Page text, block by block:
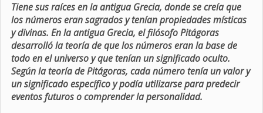
Tiene sus raíces en la antigua Grecia, donde se creía que
los números eran sagrados y tenían propiedades místicas
y divinas. En la antigua Grecia, el filósofo Pitágoras
desarrolló la teoría de que los números eran la base de
todo en el universo y que tenían un significado oculto.
Según la teoría de Pitágoras, cada número tenía un valor y
un significado específico y podía utilizarse para predecir
eventos futuros o comprender la personalidad.